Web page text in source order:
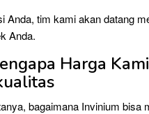
Anda, tim kami akan datang
Anda.
Harga
bagaimana Invinium bisa